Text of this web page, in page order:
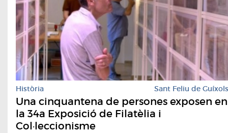
Història Sant Feliu de Guíxols
Una cinquantena de persones exposen en
la 34a Exposició de Filatèlia i
Col·leccionisme